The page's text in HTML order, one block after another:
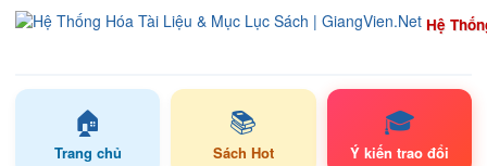
Hệ
🏠
Trang chủ
📚
Sách Hot
🎓
Ý kiến trao đổi